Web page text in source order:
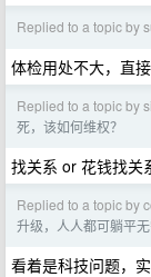
Replied to a topic by
体检用处不大，直
Replied to a topic by
死，该如何维权？
找关系 or 花钱找
Replied to a topic by
升级，人人都可躺平
看着是科技问题，